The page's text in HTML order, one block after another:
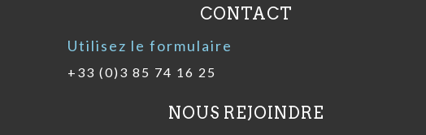
CONTACT
Utilisez le formulaire
+33 (0)3 85 74 16 25
NOUS REJOINDRE